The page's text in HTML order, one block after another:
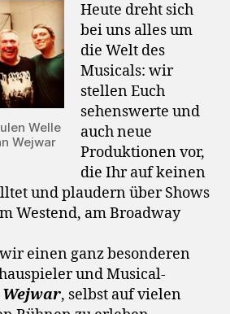
Welle
Wejwar
Heute dreht sich
bei uns alles um
die Welt des
Musicals: wir
stellen Euch
sehenswerte und
auch neue
Produktionen vor,
die Ihr auf keinen
und plaudern über Shows
Westend, am Broadway
einen ganz besonderen
und Musical-
Wejwar, selbst auf vielen